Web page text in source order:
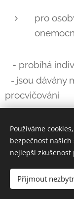
pro
- probíhá
- jsou dávány
procvičování
Používáme
bezpečnost
nejlepší
Přijmout